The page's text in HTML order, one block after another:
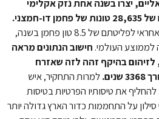
יצרו בשנה אחת נזק אקלימי
לשם השוואה, ישראלי ממוצע אחראי לפליטתם של 8.5 טון פחמן בשנה,
לממוצע העולמי. חישוב הנתונים מראה
בהיקף זהה לזה שאזרח
למרות התחקיר, איש
את טיסותיו הפרטיות בטיסות
על התחממות כדור הארץ גדולה יותר